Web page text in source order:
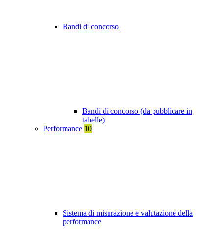
Bandi di concorso
Bandi di concorso (da pubblicare in
tabelle)
Performance 10
Sistema di misurazione e valutazione della
performance